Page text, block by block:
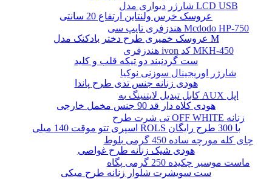
شارژر دیواری مدل LCD USB
هندزفری تایپ سی Mcdodo HP-750
هندزفری ivon کد MKH-450
شارژر اوریجینال سوزنی نوکیا
کابل تبدیل لایتنینگ به AUX اپل
تی شرت طرح OFF WHITE زنانه
چای کله مورچه ساده 450 گرمی بلوط
ماست موسیر چکیده 250 گرمی پگاه
عروسک خرس ولنتاین ارتفاع 20 سانتی
عروسک خمیری طرح دختر بادکنک مدل M
ست گردنبند دو تیکه قلب و کلید
هودی زنانه جنس تدی طرح پاندا
هودی کلاه دار قد 90 جنس مخمل خارجی
اسپری تتو موقت 140 میلی ROLS با 300 طرح رایگان
هودی شیک زنانه طرح غواصی
ست سویشرت شلوار زنانه طرح میکی